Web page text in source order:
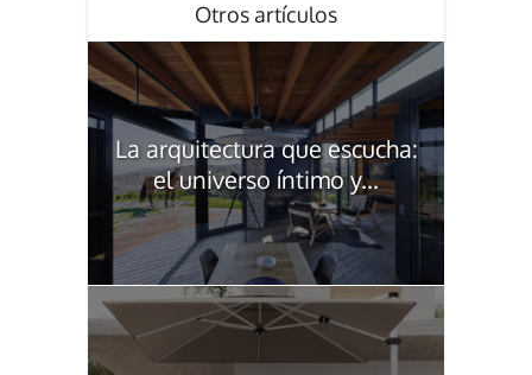
Otros artículos
La arquitectura que escucha:
el universo íntimo y...